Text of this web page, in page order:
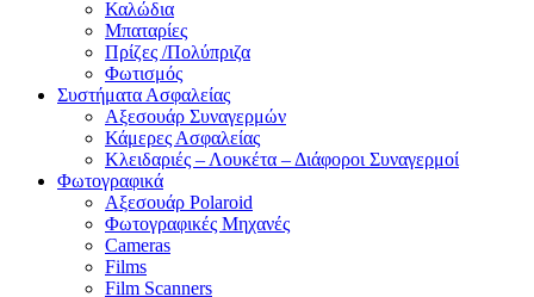
Καλώδια
Μπαταρίες
Πρίζες /Πολύπριζα
Φωτισμός
Συστήματα Ασφαλείας
Αξεσουάρ Συναγερμών
Κάμερες Ασφαλείας
Κλειδαριές – Λουκέτα – Διάφοροι Συναγερμοί
Φωτογραφικά
Αξεσουάρ Polaroid
Φωτογραφικές Μηχανές
Cameras
Films
Film Scanners